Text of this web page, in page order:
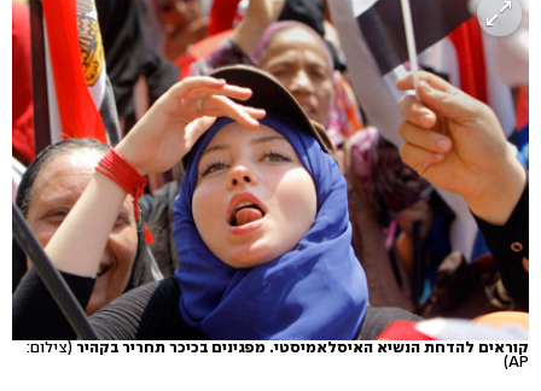
קוראים להדחת הנשיא האיסלאמיסטי. מפגינים בכיכר תחריר בקהיר (צילום:
AP)